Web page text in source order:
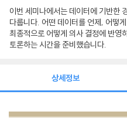
이번 세미나에서는 데이터에 기반한
다룹니다. 어떤 데이터를 언제, 어떻
최종적으로 어떻게 의사 결정에 반영
토론하는 시간을 준비했습니다.
상세정보